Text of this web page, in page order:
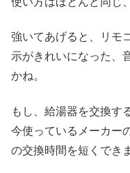
強いてあげると、リモ
示がきれいになった、
かね。
もし、給湯器を交換す
今使っているメーカー
の交換時間を短くでき